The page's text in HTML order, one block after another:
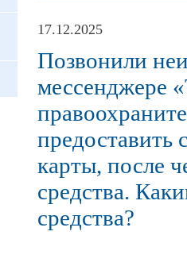
17.12.2025
Позвонили
мессенджере
предоставить
карты, после
средства.
средства?